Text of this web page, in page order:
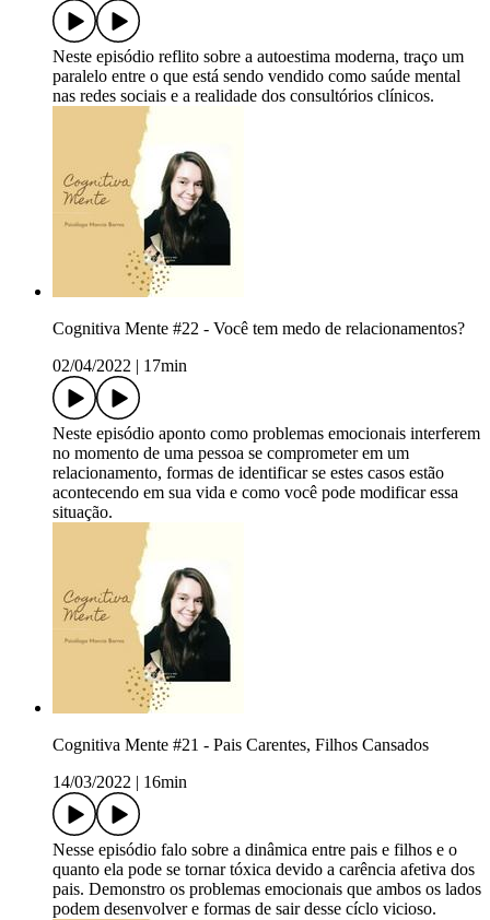
Neste episódio reflito sobre a autoestima moderna, traço um
paralelo entre o que está sendo vendido como saúde mental
nas redes sociais e a realidade dos consultórios clínicos.
Cognitiva Mente #22 - Você tem medo de relacionamentos?
02/04/2022
17min
Neste episódio aponto como problemas emocionais interferem
no momento de uma pessoa se comprometer em um
relacionamento, formas de identificar se estes casos estão
acontecendo em sua vida e como você pode modificar essa
situação.
Cognitiva Mente #21 - Pais Carentes, Filhos Cansados
14/03/2022
16min
Nesse episódio falo sobre a dinâmica entre pais e filhos e o
quanto ela pode se tornar tóxica devido a carência afetiva dos
pais. Demonstro os problemas emocionais que ambos os lados
podem desenvolver e formas de sair desse cíclo vicioso.